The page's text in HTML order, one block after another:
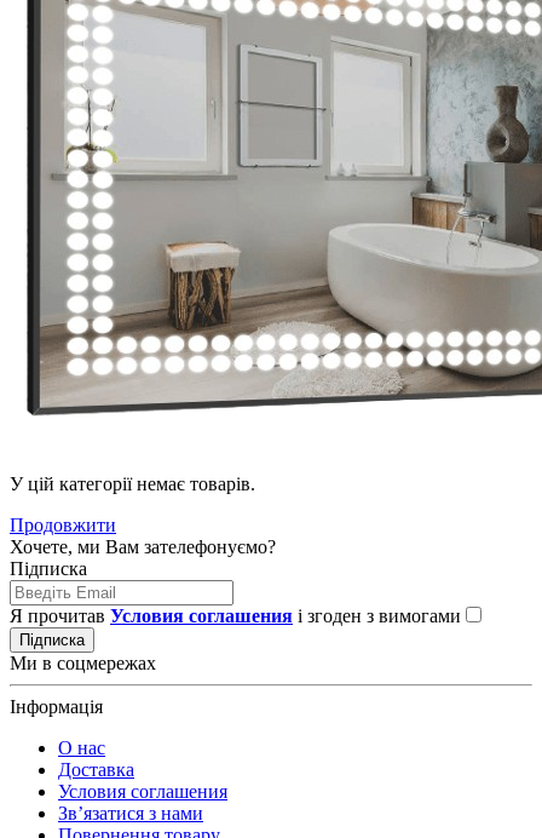
У цій категорії немає товарів.
Продовжити
Хочете, ми Вам зателефонуємо?
Підписка
Я прочитав Условия соглашения і згоден з вимогами
Підписка
Ми в соцмережах
Інформація
О нас
Доставка
Условия соглашения
Зв’язатися з нами